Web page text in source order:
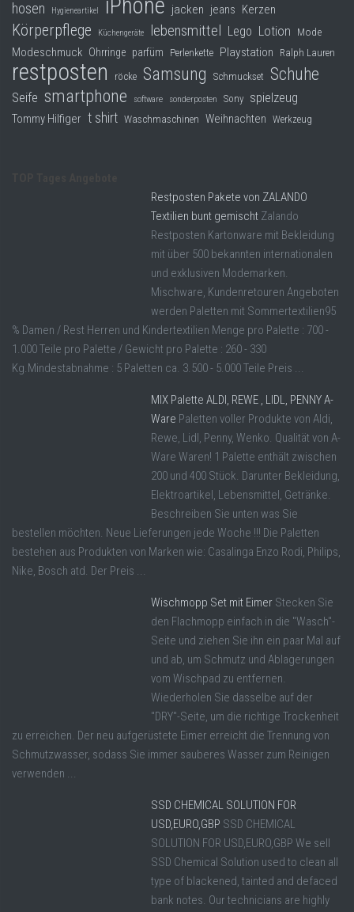
hosen Hygieneartikel iPhone jacken jeans Kerzen
Körperpflege Küchengeräte lebensmittel Lego Lotion Mode
Modeschmuck Ohrringe parfüm Perlenkette Playstation Ralph Lauren
restposten röcke Samsung Schmuckset Schuhe
Seife smartphone software sonderposten Sony spielzeug
Tommy Hilfiger t shirt Waschmaschinen Weihnachten Werkzeug
Restposten Pakete von ZALANDO
Textilien bunt gemischt Zalando
Restposten Kartonware mit Bekleidung
mit über 500 bekannten internationalen
und exklusiven Modemarken.
Mischware, Kundenretouren Angeboten
werden Paletten mit Sommertextilien95
% Damen / Rest Herren und Kindertextilien Menge pro Palette : 700 -
1.000 Teile pro Palette / Gewicht pro Palette : 260 - 330
Kg.Mindestabnahme : 5 Paletten ca. 3.500 - 5.000 Teile Preis ...
MIX Palette ALDI, REWE , LIDL, PENNY A-
Ware Paletten voller Produkte von Aldi,
Rewe, Lidl, Penny, Wenko. Qualität von A-
Ware Waren! 1 Palette enthält zwischen
200 und 400 Stück. Darunter Bekleidung,
Elektroartikel, Lebensmittel, Getränke.
Beschreiben Sie unten was Sie
bestellen möchten. Neue Lieferungen jede Woche !!! Die Paletten
bestehen aus Produkten von Marken wie: Casalinga Enzo Rodi, Philips,
Nike, Bosch atd. Der Preis ...
Wischmopp Set mit Eimer Stecken Sie
den Flachmopp einfach in die "Wasch"-
Seite und ziehen Sie ihn ein paar Mal auf
und ab, um Schmutz und Ablagerungen
vom Wischpad zu entfernen.
Wiederholen Sie dasselbe auf der
"DRY"-Seite, um die richtige Trockenheit
zu erreichen. Der neu aufgerüstete Eimer erreicht die Trennung von
Schmutzwasser, sodass Sie immer sauberes Wasser zum Reinigen
verwenden ...
SSD CHEMICAL SOLUTION FOR
USD,EURO,GBP SSD CHEMICAL
SOLUTION FOR USD,EURO,GBP We sell
SSD Chemical Solution used to clean all
type of blackened, tainted and defaced
bank notes. Our technicians are highly